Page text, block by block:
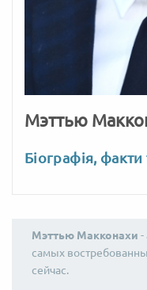
Мэттью
Біографія,
Мэттью Макконахи -
самых
сейчас.